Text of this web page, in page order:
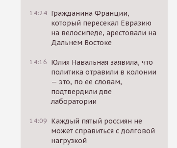
14:24 Гражданина Франции,
который пересекал Евразию
на велосипеде, арестовали на
Дальнем Востоке
14:16 Юлия Навальная заявила, что
политика отравили в колонии
— это, по ее словам,
подтвердили две
лаборатории
14:09 Каждый пятый россиян не
может справиться с долговой
нагрузкой